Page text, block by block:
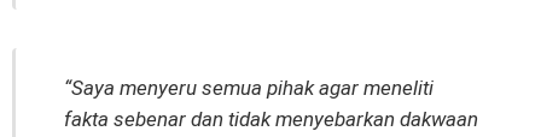
“Saya menyeru semua pihak agar meneliti
fakta sebenar dan tidak menyebarkan dakwaan